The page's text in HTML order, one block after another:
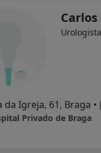
Urologista
da Igreja, 61, Braga •
Privado de Braga